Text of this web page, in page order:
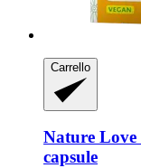
Carrello
Nature Love
capsule